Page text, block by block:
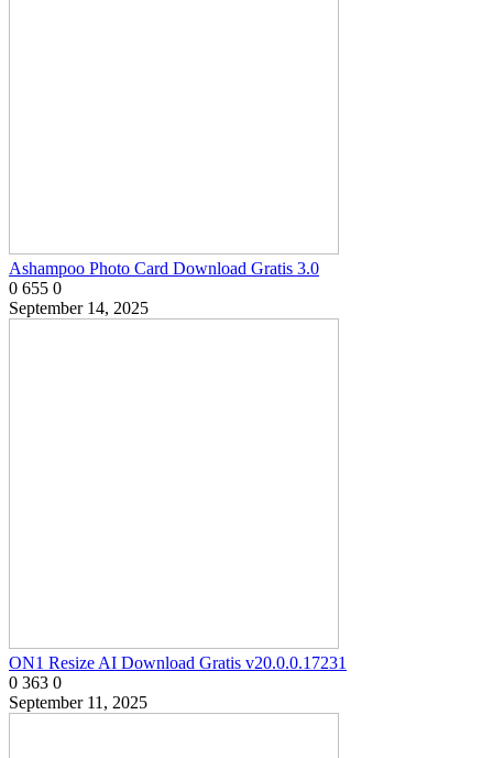
Ashampoo Photo Card Download Gratis 3.0
0 655 0
September 14, 2025
ON1 Resize AI Download Gratis v20.0.0.17231
0 363 0
September 11, 2025